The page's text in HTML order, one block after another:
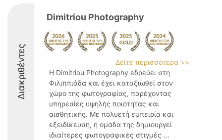
Διακριθέντες
Dimitriou Photography
Δείτε περισσότερα >>
Η Dimitriou Photography εδρεύει στη
Φιλιππιάδα και έχει καταξιωθεί στον
χώρο της φωτογραφίας, παρέχοντας
υπηρεσίες υψηλής ποιότητας και
αισθητικής. Με πολυετή εμπειρία και
εξειδίκευση, η ομάδα της δημιουργεί
ιδιαίτερες φωτογραφικές στιγμές ...